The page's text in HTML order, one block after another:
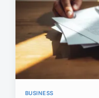
BUSINESS